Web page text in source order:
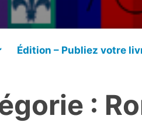
Édition – Publiez votre
: